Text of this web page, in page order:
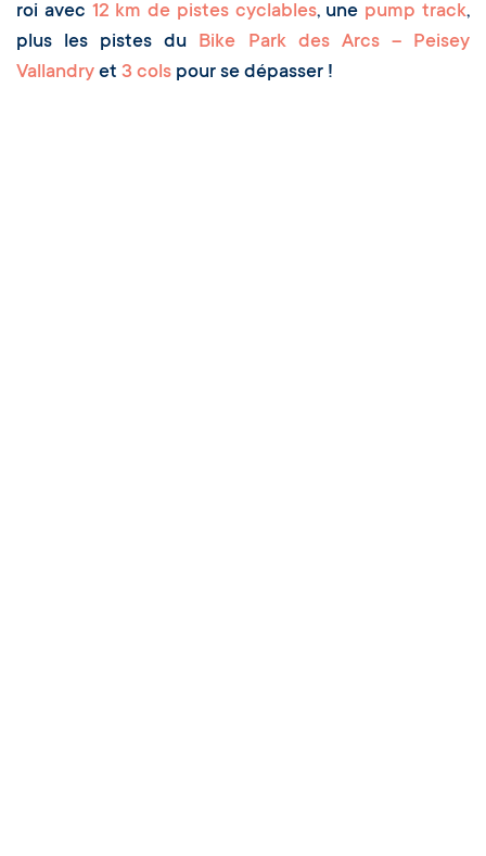
roi avec 12 km de pistes cyclables, une pump track,
plus les pistes du Bike Park des Arcs – Peisey
Vallandry et 3 cols pour se dépasser !